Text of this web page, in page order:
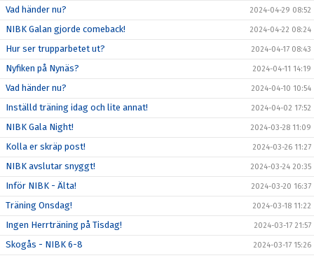
Vad händer nu? 2024-04-29 08:52
NIBK Galan gjorde comeback! 2024-04-22 08:24
Hur ser trupparbetet ut? 2024-04-17 08:43
Nyfiken på Nynäs? 2024-04-11 14:19
Vad händer nu? 2024-04-10 10:54
Inställd träning idag och lite annat! 2024-04-02 17:52
NIBK Gala Night! 2024-03-28 11:09
Kolla er skräp post! 2024-03-26 11:27
NIBK avslutar snyggt! 2024-03-24 20:35
Inför NIBK - Älta! 2024-03-20 16:37
Träning Onsdag! 2024-03-18 11:22
Ingen Herrträning på Tisdag! 2024-03-17 21:57
Skogås - NIBK 6-8 2024-03-17 15:26